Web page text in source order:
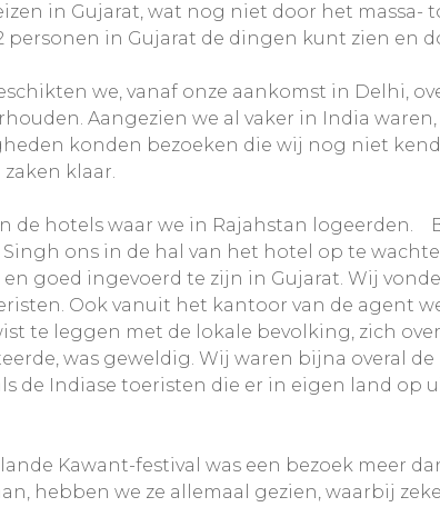
in Gujarat, wat nog niet door het massa-
personen in Gujarat de dingen kunt zien en
we, vanaf onze aankomst in Delhi,
Aangezien we al vaker in India
konden bezoeken die wij nog niet
klaar.
de hotels waar we in Rajahstan logeerden.
ons in de hal van het hotel op te
goed ingevoerd te zijn in Gujarat. Wij
Ook vanuit het kantoor van de agent
te leggen met de lokale bevolking, zich
was geweldig. Wij waren bijna overal
de Indiase toeristen die er in eigen land op
Kawant-festival was een bezoek meer
hebben we ze allemaal gezien, waarbij